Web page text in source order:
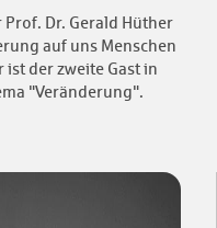
Dr. Gerald Hüther
auf uns Menschen
der zweite Gast in
"Veränderung".